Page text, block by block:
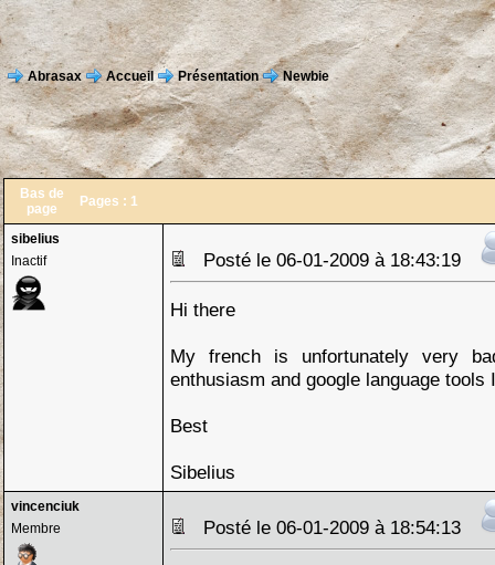
Abrasax Accueil Présentation Newbie
Bas de
page
Pages : 1
sibelius
Inactif
Posté le 06-01-2009 à 18:43:19
Hi there
My french is unfortunately very
enthusiasm and google language
Best
Sibelius
vincenciuk
Membre
Posté le 06-01-2009 à 18:54:13